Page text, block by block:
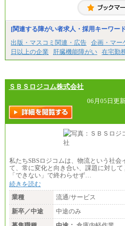
[関連する障がい者求人・採用キーワー
出版・マスコミ関連・広告 企画・マー
日以上の企業
肝臓機能障がい 在宅勤
ＳＢＳロジコム株式会社
06月05日更
私たちSBSロジコムは、物流という社会
て、常に変化と向き合い、課題に対して
「できない」で終わらせず…
続きを読む
業種
流通/サービス
新卒／中途
中途のみ